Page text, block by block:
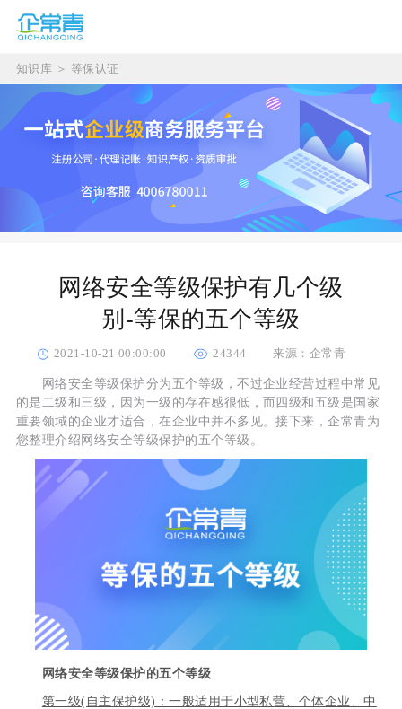
知识库 ＞ 等保认证
网络安全等级保护有几个级
别-等保的五个等级
2021-10-21 00:00:00 24344 来源：企常青
网络安全等级保护分为五个等级，不过企业经营过程中常见
的是二级和三级，因为一级的存在感很低，而四级和五级是国家
重要领域的企业才适合，在企业中并不多见。接下来，企常青为
您整理介绍网络安全等级保护的五个等级。
网络安全等级保护的五个等级
第一级(自主保护级)：一般适用于小型私营、个体企业、中